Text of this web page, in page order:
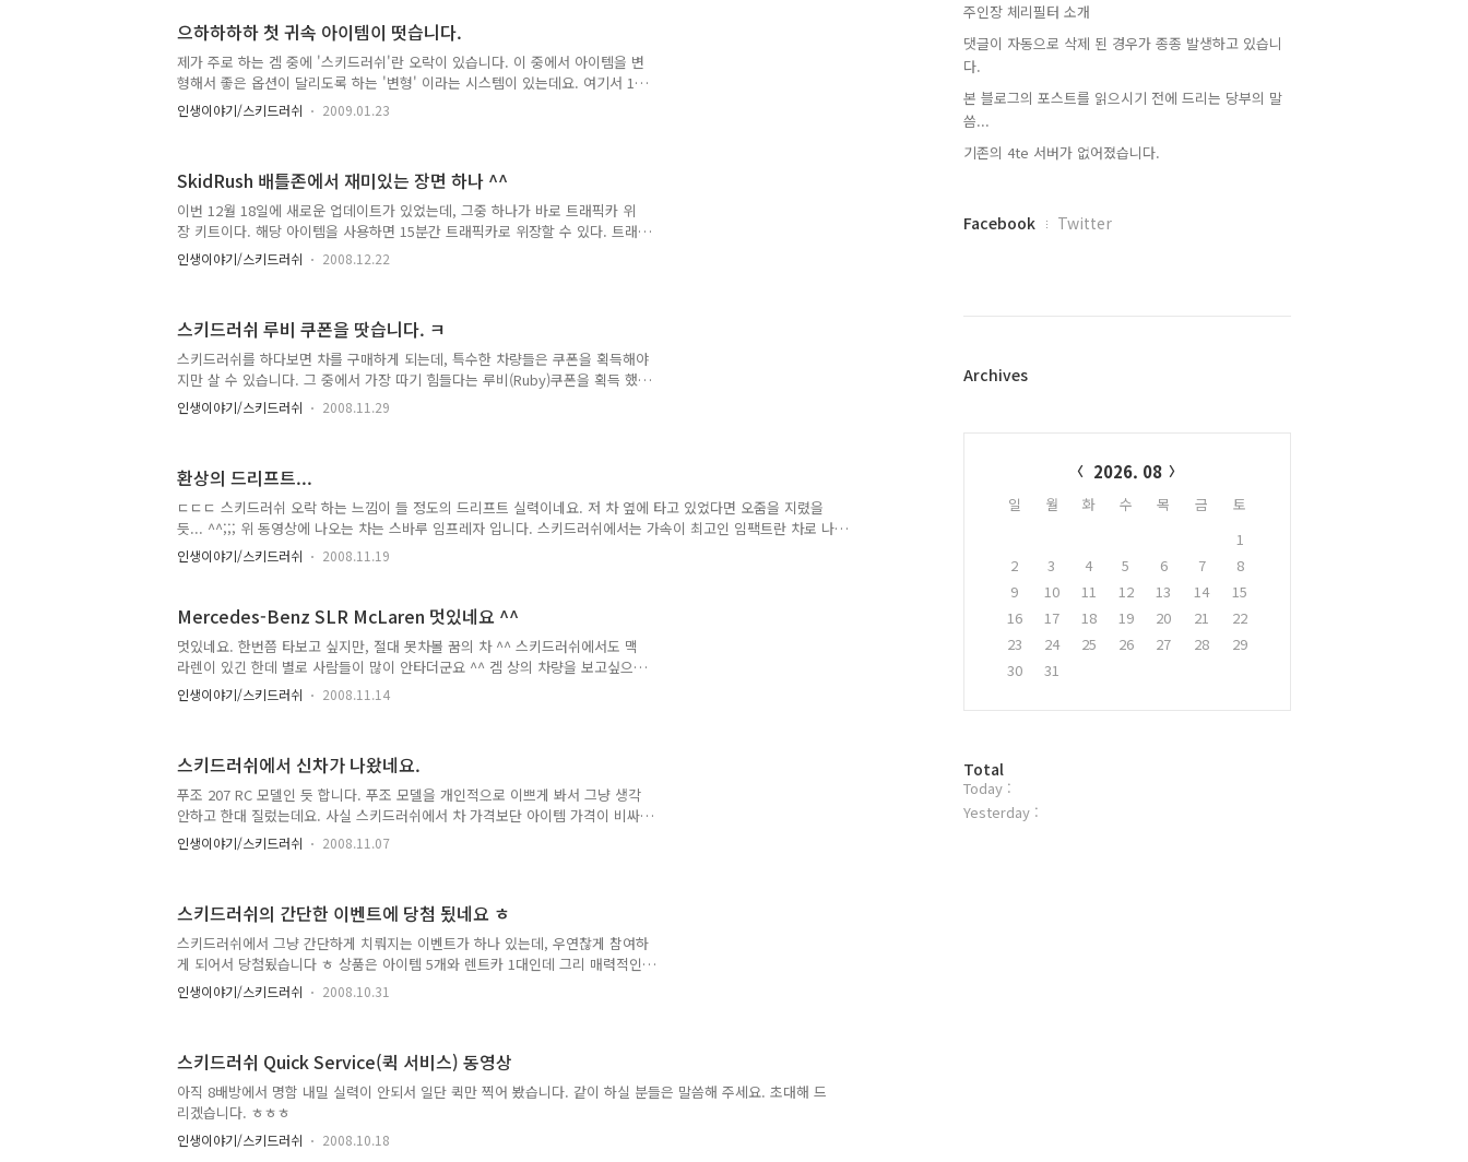
으하하하하 첫 귀속 아이템이 떳습니다.
제가 주로 하는 겜 중에 '스키드러쉬'란 오락이 있습니다. 이 중에서 아이템을 변
형해서 좋은 옵션이 달리도록 하는 '변형' 이라는 시스템이 있는데요. 여기서 1
등 옵션이 나오기가 하늘의 별따기 입니다. 그래서 일명 로또 시스템 이라고 하
죠 그런데 여기서 3등에 당첨 됬습니다. 파츠와 옵션 변형 용액을 넣고 변형하기
벙벙하고 기분이 너무 좋데요 ㅎㅎ 온라인 겜 폐인 양상 기사 같은 것을 보고 어
떻게 저런게 생길 수 있지? 라는 생각을 했는데, 이런식으로 사람 기분이 좋아지
는 것을 보면 어느정도 이해가 가네요 ^^;; 아래 사진은 제 첫 ..
인생이야기/스키드러쉬 2009.01.23
SkidRush 배틀존에서 재미있는 장면 하나 ^^
이번 12월 18일에 새로운 업데이트가 있었는데, 그중 하나가 바로 트래픽카 위
장 키트이다. 해당 아이템을 사용하면 15분간 트래픽카로 위장할 수 있다. 트래
픽카는 트럭, 트레일러, 티코, 경찰차 등 랜덤으로 변경되는데 위 장면에서 볼 수
있는 것처럼 재미있는 장면이 벌어진다. 티코가 쟁쟁한 슈퍼카들을 재치고 배틀
인생이야기/스키드러쉬 2008.12.22
스키드러쉬 루비 쿠폰을 땃습니다. ㅋ
스키드러쉬를 하다보면 차를 구매하게 되는데, 특수한 차량들은 쿠폰을 획득해야
지만 살 수 있습니다. 그 중에서 가장 따기 힘들다는 루비(Ruby)쿠폰을 획득 했
습니다. 실제 차량명은 BMW Z8로서 007시리즈 19번째에 나온 차량 입니다. 네
이버 뉴스에서도 나왔네요. 실제 차량 이미지는 아래와 같습니다. 그리고 게임상
기면서 해야 겠네요 ㅋ
인생이야기/스키드러쉬 2008.11.29
환상의 드리프트...
ㄷㄷㄷ 스키드러쉬 오락 하는 느낌이 들 정도의 드리프트 실력이네요. 저 차 옆에 타고 있었다면 오줌을 지렸을
듯... ^^;;; 위 동영상에 나오는 차는 스바루 임프레자 입니다. 스키드러쉬에서는 가속이 최고인 임팩트란 차로 나
오죠 ㅎ 아래 동영상이랑 비교해 보세요 ㅎㅎ 오락에서 하는 것이 무색해 질 정도이니 ^^;;
인생이야기/스키드러쉬 2008.11.19
Mercedes-Benz SLR McLaren 멋있네요 ^^
멋있네요. 한번쯤 타보고 싶지만, 절대 못차볼 꿈의 차 ^^ 스키드러쉬에서도 맥
라렌이 있긴 한데 별로 사람들이 많이 안타더군요 ^^ 겜 상의 차량을 보고싶으신
분은 여기에서 보시면 됩니다.
인생이야기/스키드러쉬 2008.11.14
스키드러쉬에서 신차가 나왔네요.
푸조 207 RC 모델인 듯 합니다. 푸조 모델을 개인적으로 이쁘게 봐서 그냥 생각
안하고 한대 질렀는데요. 사실 스키드러쉬에서 차 가격보단 아이템 가격이 비싸
서 부담은 안됩니다 ㅎ 나중에 현질을 해서 업그레이드를 하는 것은 좀 고려해
봐야 겠네요. 관련 사진은 아래에 있습니다. 이쁘긴 하네요 ㅎ 예전부터 있던 푸
가게 정해졌으니 팔리기는 많이 팔릴지도 ^^
인생이야기/스키드러쉬 2008.11.07
스키드러쉬의 간단한 이벤트에 당첨 됬네요 ㅎ
스키드러쉬에서 그냥 간단하게 치뤄지는 이벤트가 하나 있는데, 우연찮게 참여하
게 되어서 당첨됬습니다 ㅎ 상품은 아이템 5개와 렌트카 1대인데 그리 매력적인
아이템은 아니네요 ㅎㅎ 상품 보다는 일단 이벤트에 참여 했다는 거(퀴즈를 맞춰
서 먼저 들어온 12명만 아이템 5개를 받습니다 ㅎ) 그리고 운영자([G.O]왕링01)
만 해도 1등이였는데 ㅎ 중간에 컨트롤 미스로 조금 실수해서 3등 했습니다. 그
래도 왕링보단 빨랐으니 그나마 다행 ㅎㅎ
인생이야기/스키드러쉬 2008.10.31
스키드러쉬 Quick Service(퀵 서비스) 동영상
아직 8배방에서 명함 내밀 실력이 안되서 일단 퀵만 찍어 봤습니다. 같이 하실 분들은 말씀해 주세요. 초대해 드
리겠습니다. ㅎㅎㅎ
인생이야기/스키드러쉬 2008.10.18
주인장 체리필터 소개
댓글이 자동으로 삭제 된 경우가 종종 발생하고 있습니
다.
본 블로그의 포스트를 읽으시기 전에 드리는 당부의 말
씀...
기존의 4te 서버가 없어졌습니다.
페
플
Facebook Twitter
Archives
2026. 08
일 월 화 수 목 금
토
1
2
3 4 5 6 7
8
9
10 11 12 13 14
15
16
17 18 19 20 21
22
23
24 25 26 27 28
29
30
31
방
문
자
Total
Today :
Yesterday :